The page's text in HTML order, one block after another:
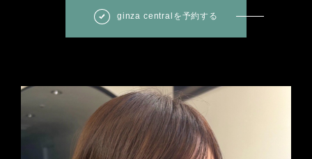
ginza centralを予約する